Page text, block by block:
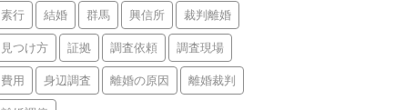
素行 結婚 群馬 興信所 裁判離婚
見つけ方 証拠 調査依頼 調査現場
費用 身辺調査 離婚の原因 離婚裁判